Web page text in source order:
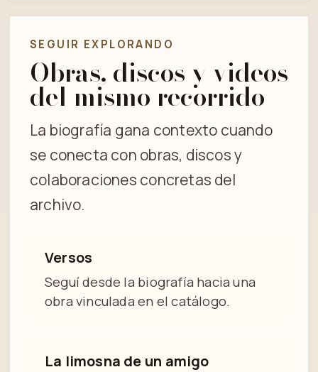
SEGUIR EXPLORANDO
Obras, discos y videos
del mismo recorrido
La biografía gana contexto cuando
se conecta con obras, discos y
colaboraciones concretas del
archivo.
Versos
Seguí desde la biografía hacia una
obra vinculada en el catálogo.
La limosna de un amigo